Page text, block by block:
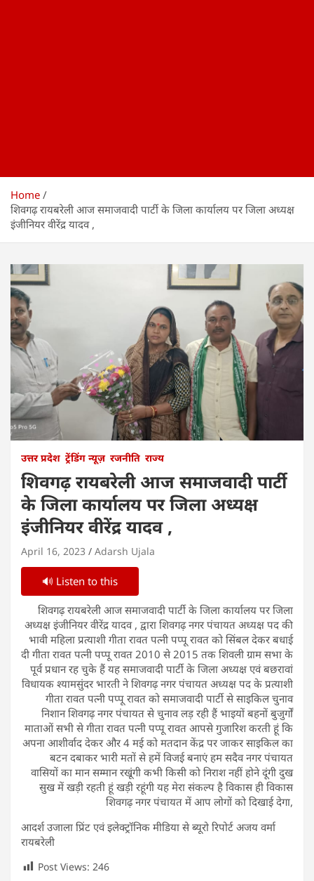
Home
शिवगढ़ रायबरेली आज समाजवादी पार्टी के जिला कार्यालय पर जिला अध्यक्ष
इंजीनियर वीरेंद्र यादव ,
उत्तर प्रदेश ट्रेंडिंग न्यूज़ रजनीति राज्य
शिवगढ़ रायबरेली आज समाजवादी पार्टी
के जिला कार्यालय पर जिला अध्यक्ष
इंजीनियर वीरेंद्र यादव ,
April 16, 2023 Adarsh Ujala
🔊 Listen to this
शिवगढ़ रायबरेली आज समाजवादी पार्टी के जिला कार्यालय पर जिला
अध्यक्ष इंजीनियर वीरेंद्र यादव , द्वारा शिवगढ़ नगर पंचायत अध्यक्ष पद की
भावी महिला प्रत्याशी गीता रावत पत्नी पप्पू रावत को सिंबल देकर बधाई
दी गीता रावत पत्नी पप्पू रावत 2010 से 2015 तक शिवली ग्राम सभा के
पूर्व प्रधान रह चुके हैं यह समाजवादी पार्टी के जिला अध्यक्ष एवं बछरावां
विधायक श्यामसुंदर भारती ने शिवगढ़ नगर पंचायत अध्यक्ष पद के प्रत्याशी
गीता रावत पत्नी पप्पू रावत को समाजवादी पार्टी से साइकिल चुनाव
निशान शिवगढ़ नगर पंचायत से चुनाव लड़ रही हैं भाइयों बहनों बुजुर्गों
माताओं सभी से गीता रावत पत्नी पप्पू रावत आपसे गुजारिश करती हूं कि
अपना आशीर्वाद देकर और 4 मई को मतदान केंद्र पर जाकर साइकिल का
बटन दबाकर भारी मतों से हमें विजई बनाएं हम सदैव नगर पंचायत
वासियों का मान सम्मान रखूंगी कभी किसी को निराश नहीं होने दूंगी दुख
सुख में खड़ी रहती हूं खड़ी रहूंगी यह मेरा संकल्प है विकास ही विकास
शिवगढ़ नगर पंचायत में आप लोगों को दिखाई देगा,
आदर्श उजाला प्रिंट एवं इलेक्ट्रॉनिक मीडिया से ब्यूरो रिपोर्ट अजय वर्मा
रायबरेली
Post Views: 246